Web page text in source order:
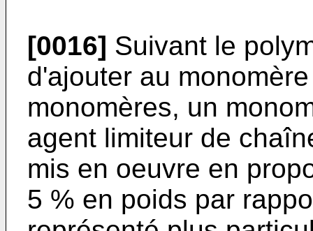
[0016] Suivant le
d'ajouter au
monomères, un
agent limiteur de
mis en oeuvre en
5 % en poids par